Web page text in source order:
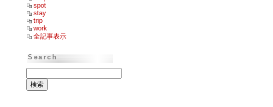
spot
stay
trip
work
全記事表示
Search